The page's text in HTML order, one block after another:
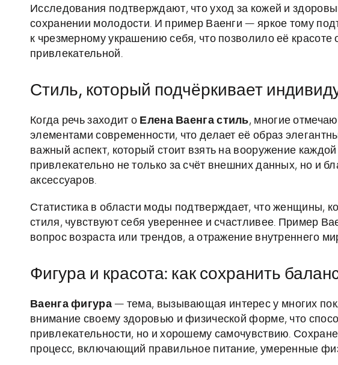
Исследования подтверждают, что уход за кожей и
сохранении молодости. И пример Ваенги — яркое тому
к чрезмерному украшению себя, что позволило её красоте
привлекательной.
Стиль, который подчёркивает
Когда речь заходит о Елена Ваенга стиль, многие
элементами современности, что делает её образ
важный аспект, который стоит взять на вооружение
привлекательно не только за счёт внешних данных, но и
аксессуаров.
Статистика в области моды подтверждает, что женщины,
стиля, чувствуют себя увереннее и счастливее. Пример
вопрос возраста или трендов, а отражение внутреннего
Фигура и красота: как сохранить
Ваенга фигура— тема, вызывающая интерес у многих
внимание своему здоровью и физической форме, что
привлекательности, но и хорошему самочувствию.
процесс, включающий правильное питание, умеренные